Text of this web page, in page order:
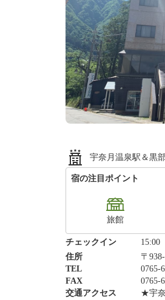
宇奈月温泉駅＆黒
宿の注目ポイント
旅館
チェックイン 15:00
住所
〒
TEL
0765-
FAX
0765-
交通アクセス
★宇奈